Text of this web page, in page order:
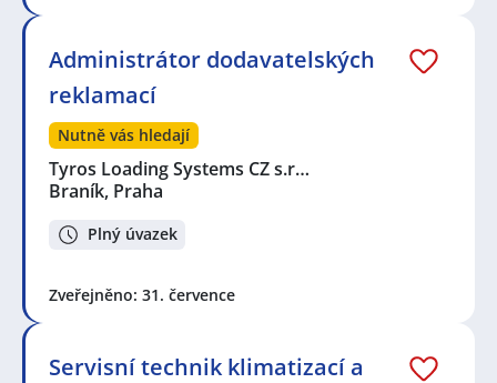
Administrátor dodavatelských
reklamací
Nutně vás hledají
Tyros Loading Systems CZ s.r…
Braník, Praha
Plný úvazek
Zveřejněno: 31. července
Servisní technik klimatizací a